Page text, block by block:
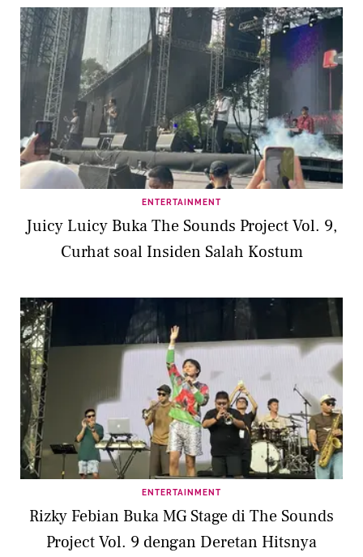
ENTERTAINMENT
Juicy Luicy Buka The Sounds Project Vol. 9,
Curhat soal Insiden Salah Kostum
ENTERTAINMENT
Rizky Febian Buka MG Stage di The Sounds
Project Vol. 9 dengan Deretan Hitsnya